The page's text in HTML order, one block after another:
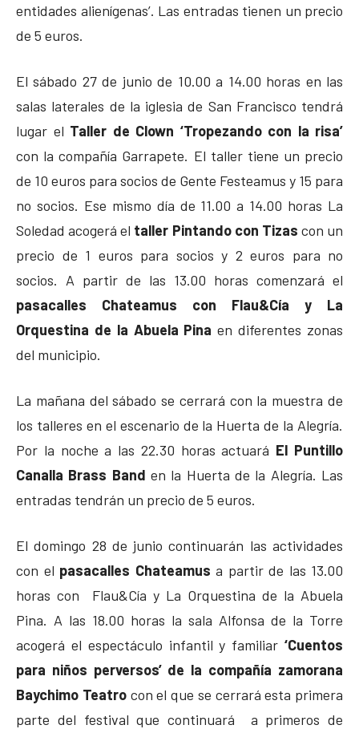
entidades alienígenas’. Las entradas tienen un precio
de 5 euros.
El sábado 27 de junio de 10.00 a 14.00 horas en las
salas laterales de la iglesia de San Francisco tendrá
lugar el Taller de Clown ‘Tropezando con la risa’
con la compañía Garrapete. El taller tiene un precio
de 10 euros para socios de Gente Festeamus y 15 para
no socios. Ese mismo día de 11.00 a 14.00 horas La
Soledad acogerá el taller Pintando con Tizas con un
precio de 1 euros para socios y 2 euros para no
socios. A partir de las 13.00 horas comenzará el
pasacalles Chateamus con Flau&Cía y La
Orquestina de la Abuela Pina en diferentes zonas
del municipio.
La mañana del sábado se cerrará con la muestra de
los talleres en el escenario de la Huerta de la Alegría.
Por la noche a las 22.30 horas actuará El Puntillo
Canalla Brass Band en la Huerta de la Alegría. Las
entradas tendrán un precio de 5 euros.
El domingo 28 de junio continuarán las actividades
con el pasacalles Chateamus a partir de las 13.00
horas con Flau&Cía y La Orquestina de la Abuela
Pina. A las 18.00 horas la sala Alfonsa de la Torre
acogerá el espectáculo infantil y familiar ‘Cuentos
para niños perversos’ de la compañía zamorana
Baychimo Teatro con el que se cerrará esta primera
parte del festival que continuará a primeros de